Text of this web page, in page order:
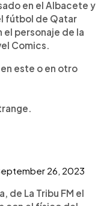
en el Albacete y
fútbol de Qatar
personaje de la
Comics.
este o en otro
26, 2023
de La Tribu FM el